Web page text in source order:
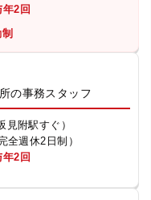
2回
の事務スタッフ
附駅すぐ）
全週休2日制）
2回